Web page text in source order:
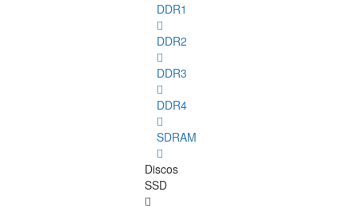
DDR1
DDR2
DDR3
DDR4
SDRAM
Discos
SSD